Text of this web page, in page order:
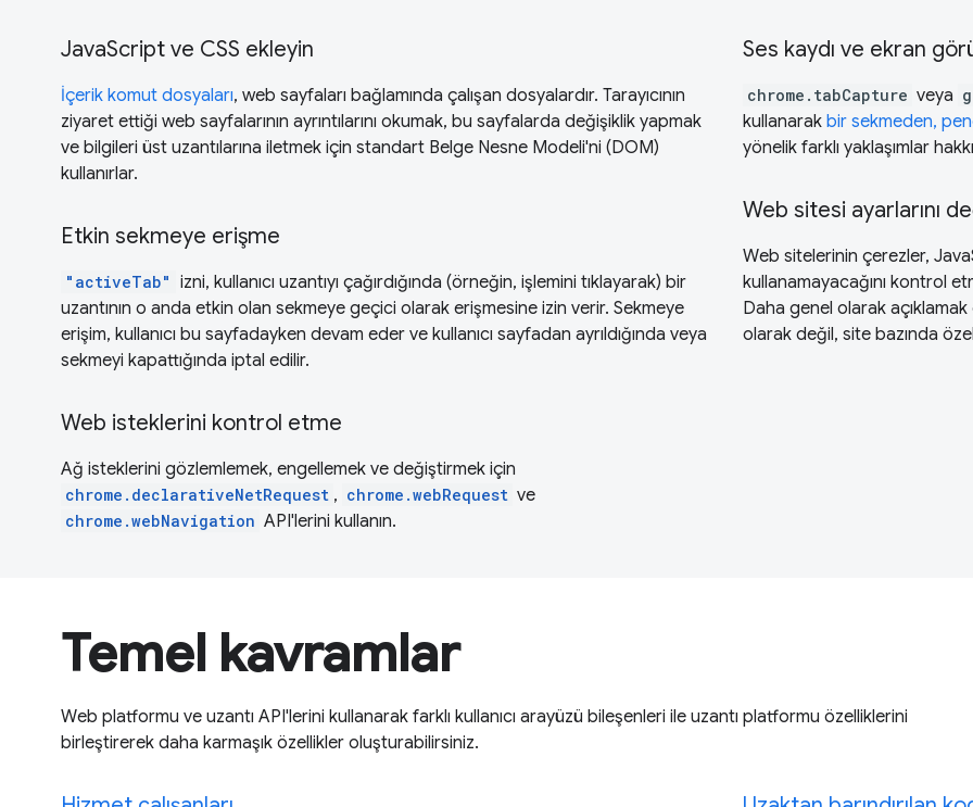
JavaScript ve CSS ekleyin
İçerik komut dosyaları, web sayfaları bağlamında çalışan dosyalardır. Tarayıcının
ziyaret ettiği web sayfalarının ayrıntılarını okumak, bu sayfalarda değişiklik yapmak
ve bilgileri üst uzantılarına iletmek için standart Belge Nesne Modeli'ni (DOM)
kullanırlar.
Etkin sekmeye erişme
"activeTab" izni, kullanıcı uzantıyı çağırdığında (örneğin, işlemini tıklayarak) bir
uzantının o anda etkin olan sekmeye geçici olarak erişmesine izin verir. Sekmeye
erişim, kullanıcı bu sayfadayken devam eder ve kullanıcı sayfadan ayrıldığında veya
sekmeyi kapattığında iptal edilir.
Web isteklerini kontrol etme
Ağ isteklerini gözlemlemek, engellemek ve değiştirmek için
chrome.declarativeNetRequest , chrome.webRequest ve
chrome.webNavigation API'lerini kullanın.
Ses kaydı ve ekran
chrome.tabCapture veya
kullanarak bir sekmeden,
yönelik farklı yaklaşımlar
Web sitesi ayarlarını
Web sitelerinin çerezler,
kullanamayacağını kontrol
Daha genel olarak
olarak değil, site bazında
Temel kavramlar
Web platformu ve uzantı API'lerini kullanarak farklı kullanıcı arayüzü bileşenleri ile uzantı platformu özelliklerini
birleştirerek daha karmaşık özellikler oluşturabilirsiniz.